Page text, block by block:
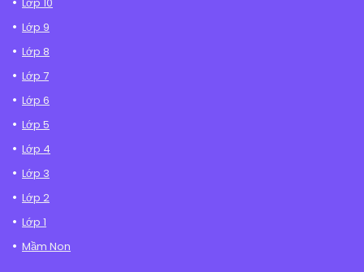
Lớp 9
Lớp 8
Lớp 7
Lớp 6
Lớp 5
Lớp 4
Lớp 3
Lớp 2
Lớp 1
Mầm Non